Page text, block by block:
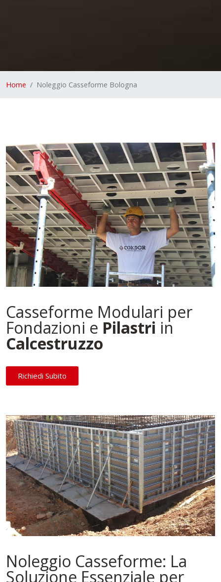
Home Noleggio Casseforme Bologna
Casseforme Modulari per
Fondazioni e Pilastri in
Calcestruzzo
Richiedi Subito
Noleggio Casseforme: La
Soluzione Essenziale per